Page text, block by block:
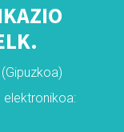
elektronikoa: